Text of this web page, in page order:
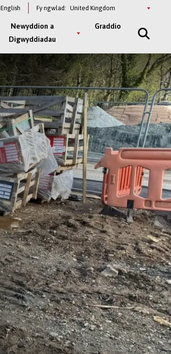
English Fy ngwlad: Select
Newyddion a
Digwyddiadau
Graddio